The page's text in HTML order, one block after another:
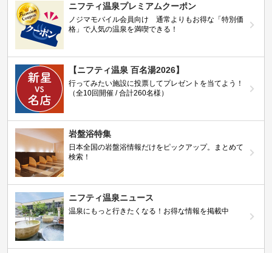
ニフティ温泉プレミアムクーポン
ノジマモバイル会員向け 通常よりもお得な「特別価
格」で人気の温泉を満喫できる！
【ニフティ温泉 百名湯2026】
行ってみたい施設に投票してプレゼントを当てよう！
（全10回開催 / 合計260名様）
岩盤浴特集
日本全国の岩盤浴情報だけをピックアップ。まとめて
検索！
ニフティ温泉ニュース
温泉にもっと行きたくなる！お得な情報を掲載中